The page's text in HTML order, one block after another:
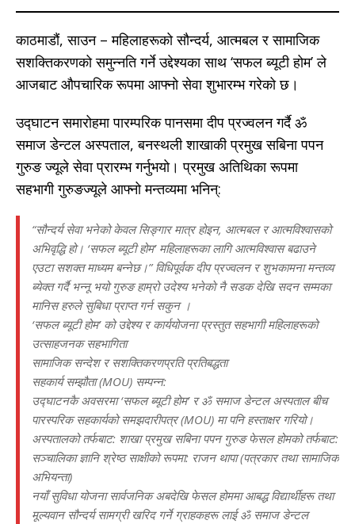
काठमाडौं, साउन – महिलाहरूको सौन्दर्य, आत्मबल र सामाजिक
सशक्तिकरणको समुन्नति गर्ने उद्देश्यका साथ ‘सफल ब्यूटी होम’ ले
आजबाट औपचारिक रूपमा आफ्नो सेवा शुभारम्भ गरेको छ।
उद्घाटन समारोहमा पारम्परिक पानसमा दीप प्रज्वलन गर्दै ॐ
समाज डेन्टल अस्पताल, बनस्थली शाखाकी प्रमुख सबिना पपन
गुरुङ ज्यूले सेवा प्रारम्भ गर्नुभयो। प्रमुख अतिथिका रूपमा
सहभागी गुरुङज्यूले आफ्नो मन्तव्यमा भनिन्:
“सौन्दर्य सेवा भनेको केवल सिङ्गार मात्र होइन, आत्मबल र आत्मविश्वासको
अभिवृद्धि हो। ‘सफल ब्यूटी होम’ महिलाहरूका लागि आत्मविश्वास बढाउने
एउटा सशक्त माध्यम बन्नेछ।” विधिपूर्वक दीप प्रज्वलन र शुभकामना मन्तव्य
ब्येक्त गर्दै भन्नू भयो गुरुङ हाम्रो उदेश्य भनेकाे नै सडक देखि सदन सम्मका
मानिस हरुले सुबिधा प्राप्त गर्न सकुन ।
‘सफल ब्यूटी होम’ को उद्देश्य र कार्ययोजना प्रस्तुत सहभागी महिलाहरूको
उत्साहजनक सहभागिता
सामाजिक सन्देश र सशक्तिकरणप्रति प्रतिबद्धता
सहकार्य सम्झौता (MOU) सम्पन्न:
उद्घाटनकै अवसरमा ‘सफल ब्यूटी होम’ र ॐ समाज डेन्टल अस्पताल बीच
पारस्परिक सहकार्यको समझदारीपत्र (MOU) मा पनि हस्ताक्षर गरियो।
अस्पतालको तर्फबाट: शाखा प्रमुख सबिना पपन गुरुङ फेसल होमको तर्फबाट:
सञ्चालिका ज्ञानि श्रेष्ठ साक्षीको रूपमा: राजन थापा (पत्रकार तथा सामाजिक
अभियन्ता)
नयाँ सुविधा योजना सार्वजनिक अबदेखि फेसल होममा आबद्ध विद्यार्थीहरू तथा
मूल्यवान सौन्दर्य सामग्री खरिद गर्ने ग्राहकहरू लाई ॐ समाज डेन्टल